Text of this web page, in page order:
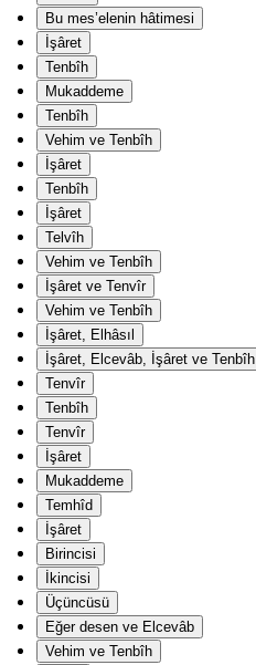
Bu mes’elenin hâtimesi
İşâret
Tenbîh
Mukaddeme
Tenbîh
Vehim ve Tenbîh
İşâret
Tenbîh
İşâret
Telvîh
Vehim ve Tenbîh
İşâret ve Tenvîr
Vehim ve Tenbîh
İşâret, Elhâsıl
İşâret, Elcevâb, İşâret ve Tenbîh
Tenvîr
Tenbîh
Tenvîr
İşâret
Mukaddeme
Temhîd
İşâret
Birincisi
İkincisi
Üçüncüsü
Eğer desen ve Elcevâb
Vehim ve Tenbîh